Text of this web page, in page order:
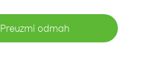
Preuzmi odmah